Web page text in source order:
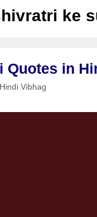
ke
in
Hindi Vibhag